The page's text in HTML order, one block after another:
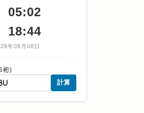
05:02
18:44
年08月08日
桁)
計算